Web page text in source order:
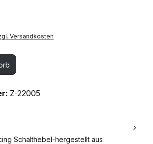
Versandkosten
den gewünschten Wert ein oder benutze
Z-22005
Schalthebel-hergestellt aus